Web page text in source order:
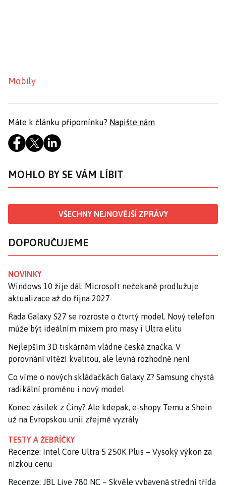
Mobily
Máte k článku připomínku? Napište nám
MOHLO BY SE VÁM LÍBIT
VŠECHNY NEJNOVĚJŠÍ ZPRÁVY
DOPORUČUJEME
NOVINKY
Windows 10 žije dál: Microsoft nečekaně prodlužuje
aktualizace až do října 2027
Řada Galaxy S27 se rozroste o čtvrtý model. Nový telefon
může být ideálním mixem pro masy i Ultra elitu
Nejlepším 3D tiskárnám vládne česká značka. V
porovnání vítězí kvalitou, ale levná rozhodně není
Co víme o nových skládačkách Galaxy Z? Samsung chystá
radikální proměnu i nový model
Konec zásilek z Číny? Ale kdepak, e-shopy Temu a Shein
už na Evropskou unii zřejmě vyzrály
TESTY A ŽEBŘÍČKY
Recenze: Intel Core Ultra 5 250K Plus – Vysoký výkon za
nízkou cenu
Recenze: JBL Live 780 NC – Skvěle vybavená střední třída